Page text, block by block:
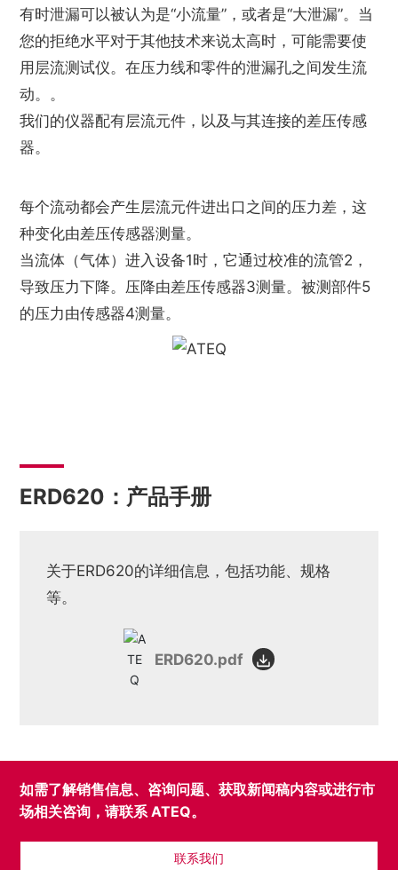
有时泄漏可以被认为是“小流量”，或者是“大泄漏”。当
您的拒绝水平对于其他技术来说太高时，可能需要使
用层流测试仪。在压力线和零件的泄漏孔之间发生流
动。。
我们的仪器配有层流元件，以及与其连接的差压传感
器。
每个流动都会产生层流元件进出口之间的压力差，这
种变化由差压传感器测量。
当流体（气体）进入设备1时，它通过校准的流管2，
导致压力下降。压降由差压传感器3测量。被测部件5
的压力由传感器4测量。
ERD620：产品手册
关于ERD620的详细信息，包括功能、规格
等。
ERD620.pdf
如需了解销售信息、咨询问题、获取新闻稿内容或进行市
场相关咨询，请联系 ATEQ。
联系我们